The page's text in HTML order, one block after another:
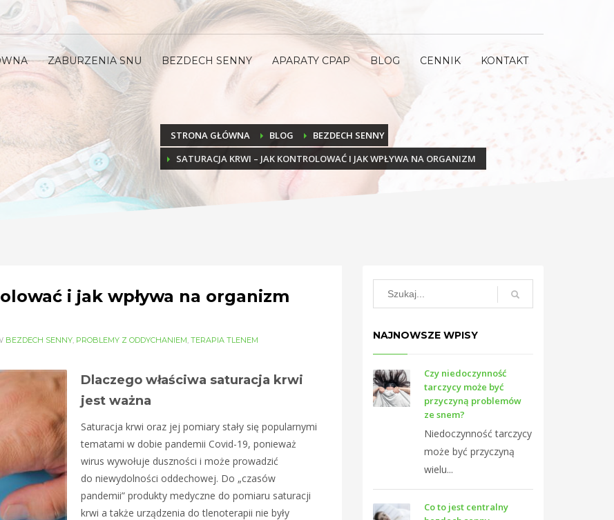
ZABURZENIA SNU BEZDECH SENNY APARATY CPAP BLOG CENNIK KONTAKT
STRONA GŁÓWNA BLOG
BEZDECH SENNY
SATURACJA KRWI – JAK KONTROLOWAĆ I JAK WPŁYWA NA ORGANIZM
i jak wpływa na organizm
BEZDECH SENNY, PROBLEMY Z ODDYCHANIEM, TERAPIA TLENEM
Dlaczego właściwa saturacja krwi
jest ważna
Saturacja krwi oraz jej pomiary stały się popularnymi
tematami w dobie pandemii Covid-19, ponieważ
wirus wywołuje duszności i może prowadzić
do niewydolności oddechowej. Do „czasów
pandemii” produkty medyczne do pomiaru saturacji
krwi a także urządzenia do tlenoterapii nie były
NAJNOWSZE WPISY
Czy niedoczynność
tarczycy może być
przyczyną problemów
ze snem?
Niedoczynność tarczycy
może być przyczyną
wielu...
Co to jest centralny